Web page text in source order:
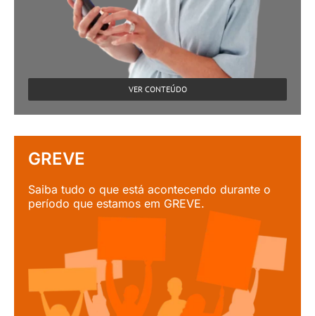
VER CONTEÚDO
GREVE
Saiba tudo o que está acontecendo durante o
período que estamos em GREVE.